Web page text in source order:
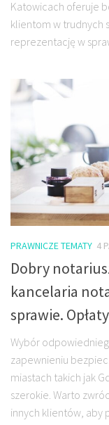
Katowicach oferuje
klientom w trudnych
reprezentację w
PRAWNICZE TEMATY 4
Dobry
kancelaria
sprawie.
Wybór
zapewnieniu
miastach takich jak
szerokie. Warto
innych klientów, aby